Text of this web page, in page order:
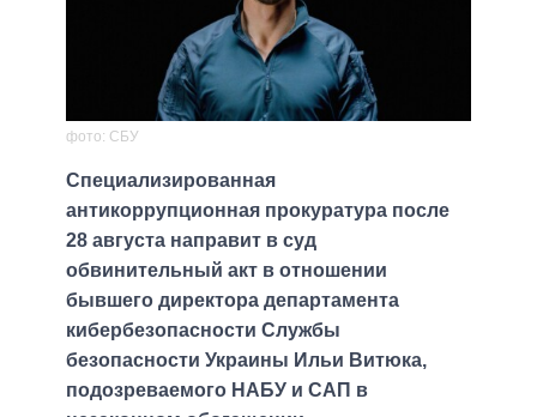
фото: СБУ
Специализированная
антикоррупционная прокуратура после
28 августа направит в суд
обвинительный акт в отношении
бывшего директора департамента
кибербезопасности Службы
безопасности Украины Ильи Витюка,
подозреваемого НАБУ и САП в